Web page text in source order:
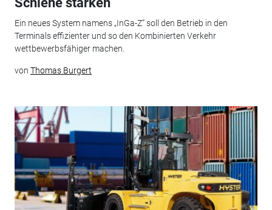
Ein neues System namens „InGa-Z“ soll den Betrieb in den
Terminals effizienter und so den Kombinierten Verkehr
wettbewerbsfähiger machen.
von Thomas Burgert